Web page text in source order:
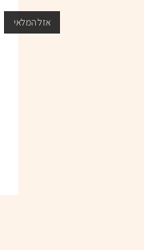
אזל המלאי